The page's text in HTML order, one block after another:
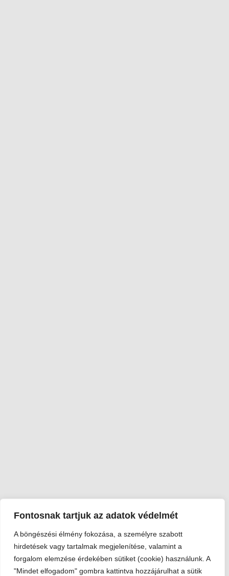
Fontosnak tartjuk az adatok védelmét
A böngészési élmény fokozása, a személyre szabott
hirdetések vagy tartalmak megjelenítése, valamint a
forgalom elemzése érdekében sütiket (cookie) használunk. A
"Mindet elfogadom" gombra kattintva hozzájárulhat a sütik